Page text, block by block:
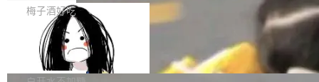
提交的编辑请求也长期处于待处理状态。 Groki
pedia 于去年底上线，定位为由人工智能生成内
容的百科平台，被马斯克视为传统众包百科网站
维基百科的替代方案。Lawfare 调查发现，无论
热门页面还是低关注度页面，均未出现近期更
是这样的：配 MessageSource 的 Bean、写 R
eloadableResourceBundleMessageSource、
声明 LocaleResolver、注册 LocaleChangeInt
erceptor…五六步之后才能看到第一行翻译文
本。 Solon 换了个方式。整个 i18n 模块围绕三
梅子酒好吃
Apache Doris 4.1 全面增强 Iceberg：
支持 UPDATE、MERGE INTO 与 Iceb
erg V3
Apache Doris 4.1 要补齐的，正是缺失的那一
半。在已有查询能力的基础上，Doris 进一步支